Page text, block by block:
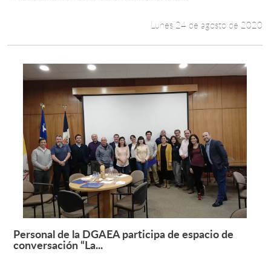
Lunes 24 de agosto de 2020
Leer más +
Personal de la DGAEA participa de espacio de
conversación “La...